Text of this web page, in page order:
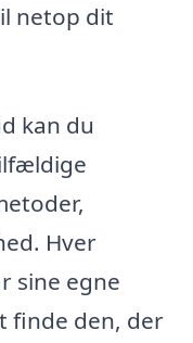
netop dit
kan du
Hver
sine egne
finde den, der